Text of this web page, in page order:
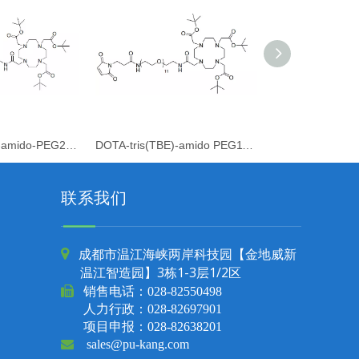
联系我们

成都市温江海峡两岸科技园【金地威新
温江智造园】3栋1-3层1/2区
 销售电话： 028-82550498
人力行政：028-82697901
项目申报：028-82638201
 sales@pu-kang.com